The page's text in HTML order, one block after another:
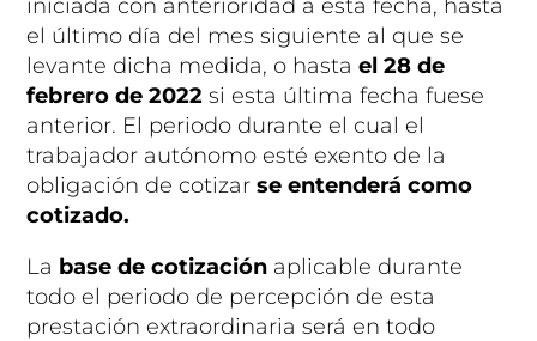
iniciada con anterioridad a esta fecha, hasta
el último día del mes siguiente al que se
levante dicha medida, o hastael 28 de
febrero de 2022 si esta última fecha fuese
anterior. El periodo durante el cual el
trabajador autónomo esté exento de la
obligación de cotizarse entenderá como
cotizado.
La base de cotización aplicable durante
todo el periodo de percepción de esta
prestación extraordinaria será en todo